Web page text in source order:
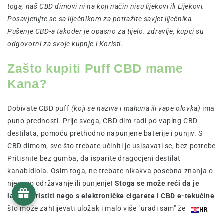
toga, naš CBD dimovi ni na koji način nisu lijekovi ili Lijekovi.
Posavjetujte se sa liječnikom za potražite savjet liječnika.
Pušenje CBD-a također je opasno za tijelo. zdravlje, kupci su
odgovorni za svoje kupnje i Koristi.
Zašto kupiti Puff CBD mame
Kana?
Dobivate CBD puff (koji se naziva i mahuna ili vape olovka) ima
puno prednosti. Prije svega, CBD dim radi po vaping CBD
destilata, pomoću prethodno napunjene baterije i punjiv. S
CBD dimom, sve što trebate učiniti je usisavati se, bez potrebe
Pritisnite bez gumba, da isparite dragocjeni destilat
kanabidiola. Osim toga, ne trebate nikakva posebna znanja o
njegovo održavanje ili punjenje! Stoga se može reći da je
lakše koristiti nego s elektroničke cigarete i CBD e-tekućine
što može zahtijevati uložak i malo više "uradi sam" želje. HR